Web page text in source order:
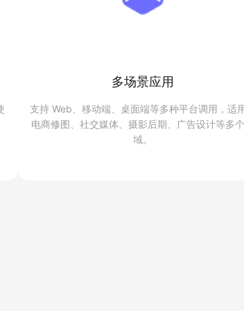
多场景应用
支持 Web、移动端、桌面端等多种平台调用，适
电商修图、社交媒体、摄影后期、广告设计等多
域。